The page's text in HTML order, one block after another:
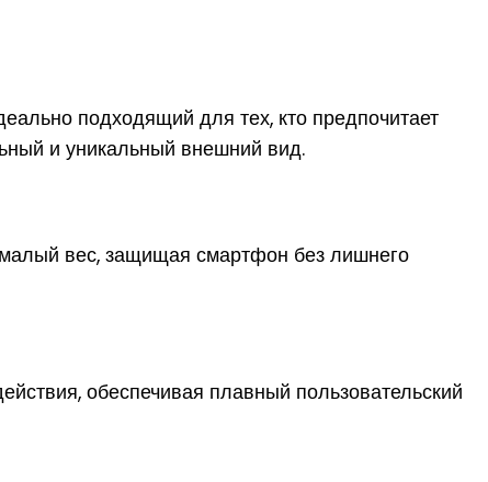
подходящий для тех, кто предпочитает
и уникальный внешний вид.
малый вес, защищая смартфон без лишнего
обеспечивая плавный пользовательский